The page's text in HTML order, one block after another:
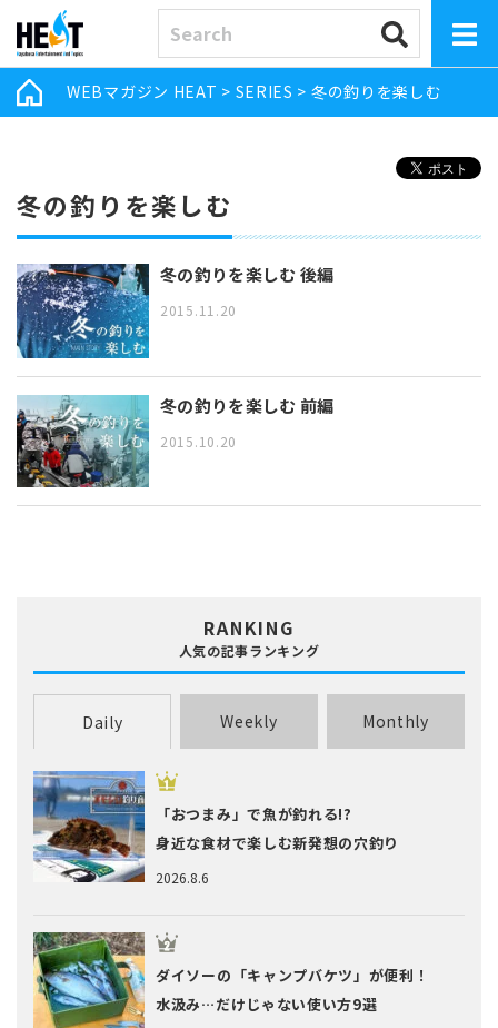
WEBマガジン HEAT > SERIES > 冬の釣りを楽しむ
冬の釣りを楽しむ
冬の釣りを楽しむ 後編
2015.11.20
冬の釣りを楽しむ 前編
2015.10.20
RANKING
人気の記事ランキング
Daily Weekly Monthly
2026.8.6
「おつまみ」で魚が釣れる!?
身近な食材で楽しむ新発想の穴釣り
ダイソーの「キャンプバケツ」が便利！
水汲み…だけじゃない使い方9選